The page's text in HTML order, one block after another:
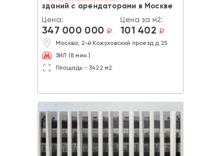
зданий с арендаторами в Москве
Цена:
347 000 000 a
Цена за м2:
101 402 a
Москва, 2-й Кожуховский проезд д.25
ЗИЛ (8 мин.)
Площадь - 3422 м2